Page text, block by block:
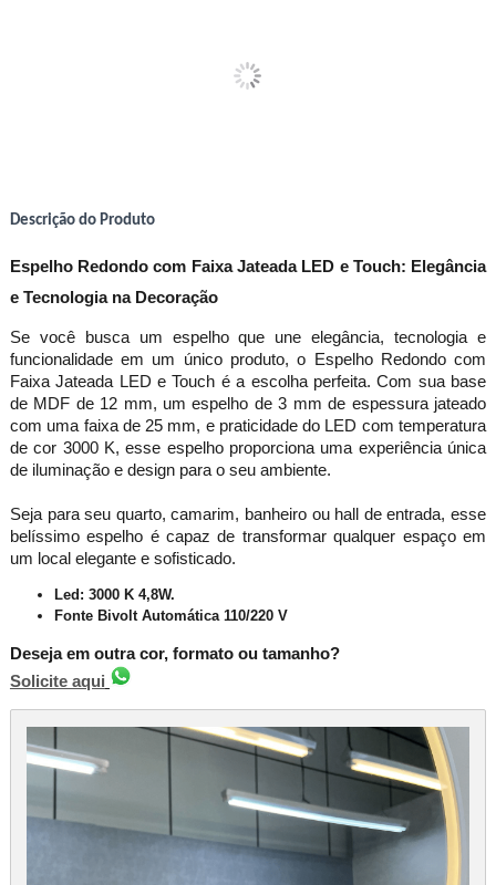
Descrição do Produto
Espelho Redondo com Faixa Jateada LED e Touch: Elegância
e Tecnologia na Decoração
Se você busca um espelho que une elegância, tecnologia e
funcionalidade em um único produto, o Espelho Redondo com
Faixa Jateada LED e Touch é a escolha perfeita. Com sua base
de MDF de 12 mm, um espelho de 3 mm de espessura jateado
com uma faixa de 25 mm, e praticidade do LED com temperatura
de cor 3000 K, esse espelho proporciona uma experiência única
de iluminação e design para o seu ambiente.
Seja para seu quarto, camarim, banheiro ou hall de entrada, esse
belíssimo espelho é capaz de transformar qualquer espaço em
um local elegante e sofisticado.
Led: 3000 K 4,8W.
Fonte Bivolt Automática 110/220 V
Deseja em outra cor, formato ou tamanho?
Solicite aqui